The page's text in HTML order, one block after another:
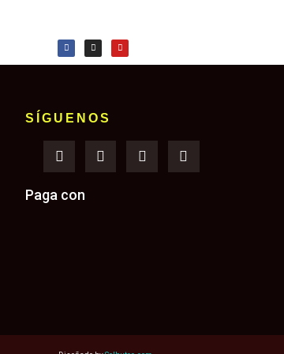
SÍGUENOS
Paga con